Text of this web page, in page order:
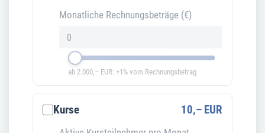
Monatliche Rechnungsbeträge (€)
ab 2.000,– EUR: +1% vom Rechnungsbetrag
Kurse 10,– EUR